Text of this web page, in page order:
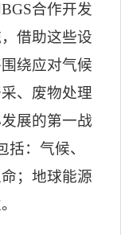
BGS合作开发
借助这些设
绕应对气候
、废物处理
展的第一战
括：气候、
；地球能源